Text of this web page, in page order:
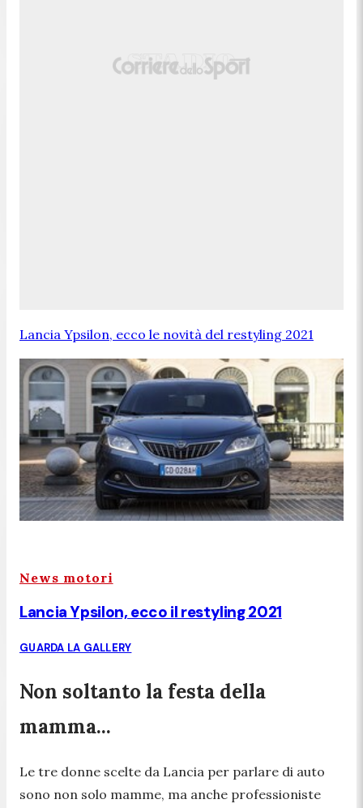
Lancia Ypsilon, ecco le novità del restyling 2021
News motori
Lancia Ypsilon, ecco il restyling 2021
GUARDA LA GALLERY
Non soltanto la festa della
mamma...
Le tre donne scelte da Lancia per parlare di auto
sono non solo mamme, ma anche professioniste